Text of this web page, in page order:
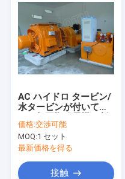
AC ハイドロ タービン/
水タービンが付いてい
激システム
価格:交渉可能
MOQ:1 セット
最新価格を得る
接触